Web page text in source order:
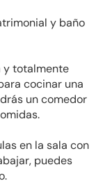
y baño
y totalmente
cocinar una
un comedor
en la sala con
puedes